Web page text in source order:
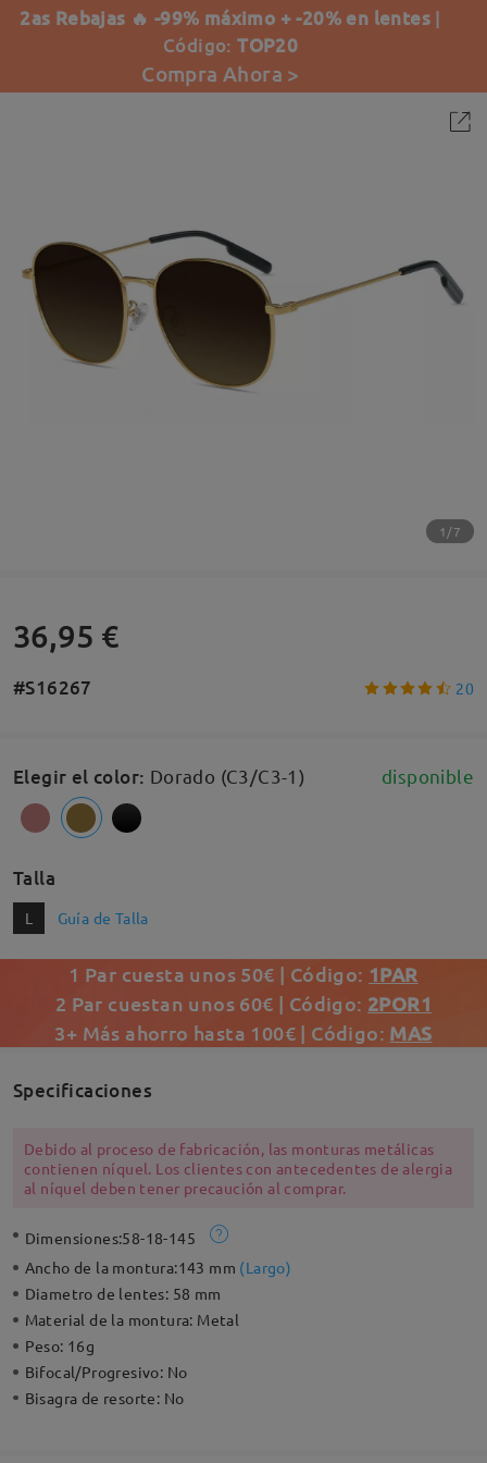
2as Rebajas 🔥 -99% máximo + -20% en lentes |
Código:TOP20
Compra Ahora >
1/7
36,95 €
#S16267 20
Elegir el color: Dorado (C3/C3-1) disponible
Talla
L Guía de Talla
1 Par cuesta unos 50€ | Código: 1PAR
2 Par cuestan unos 60€ | Código: 2POR1
3+ Más ahorro hasta 100€ | Código: MAS
Specificaciones
Debido al proceso de fabricación, las monturas metálicas
contienen níquel. Los clientes con antecedentes de alergia
al níquel deben tener precaución al comprar.
Dimensiones:58-18-145
Ancho de la montura:143 mm (Largo)
Diametro de lentes: 58 mm
Material de la montura: Metal
Peso: 16g
Bifocal/Progresivo: No
Bisagra de resorte: No